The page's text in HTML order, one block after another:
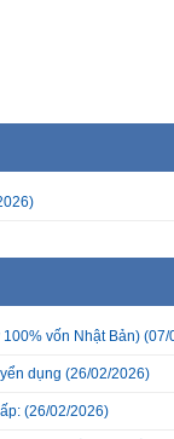
100% vốn Nhật Bản) (07/
dụng (26/02/2026)
(26/02/2026)